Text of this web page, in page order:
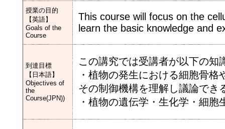
授業の目的
【英語】
Goals of the
Course
This course will focus on the
learn the basic knowledge and
到達目標
【日本語】
Objectives of
the
Course(JPN))
この講究では受講者が以下の知
・植物の発生における細胞骨
その制御機構を理解し議論でき
・植物の遺伝学・生化学・細